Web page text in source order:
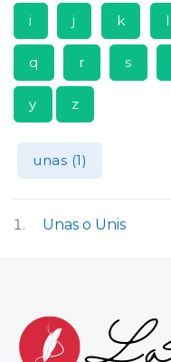
i j k l
q r s
y z
unas (1)
Unas o Unis